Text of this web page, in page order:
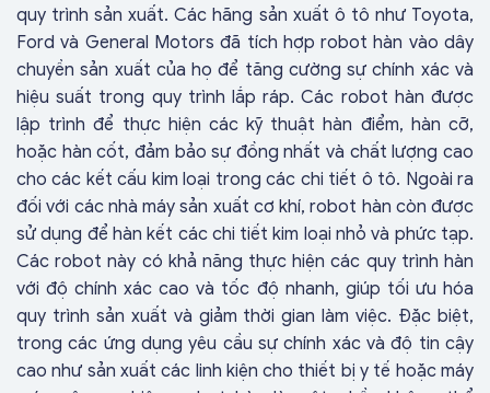
quy trình sản xuất. Các hãng sản xuất ô tô như Toyota,
Ford và General Motors đã tích hợp robot hàn vào dây
chuyền sản xuất của họ để tăng cường sự chính xác và
hiệu suất trong quy trình lắp ráp. Các robot hàn được
lập trình để thực hiện các kỹ thuật hàn điểm, hàn cỡ,
hoặc hàn cốt, đảm bảo sự đồng nhất và chất lượng cao
cho các kết cấu kim loại trong các chi tiết ô tô. Ngoài ra
đối với các nhà máy sản xuất cơ khí, robot hàn còn được
sử dụng để hàn kết các chi tiết kim loại nhỏ và phức tạp.
Các robot này có khả năng thực hiện các quy trình hàn
với độ chính xác cao và tốc độ nhanh, giúp tối ưu hóa
quy trình sản xuất và giảm thời gian làm việc. Đặc biệt,
trong các ứng dụng yêu cầu sự chính xác và độ tin cậy
cao như sản xuất các linh kiện cho thiết bị y tế hoặc máy